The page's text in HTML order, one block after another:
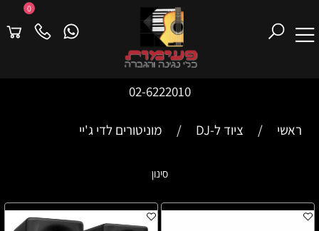
02-6222010
0
ראשי / ציוד ל-DJ / מוניטורים לדי ג'יי
סינון